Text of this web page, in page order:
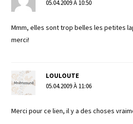
05.04.2009 À 10:50
Mmm, elles sont trop belles les petites
merci!
LOULOUTE
05.04.2009 À 11:06
Merci pour ce lien, il y a des choses